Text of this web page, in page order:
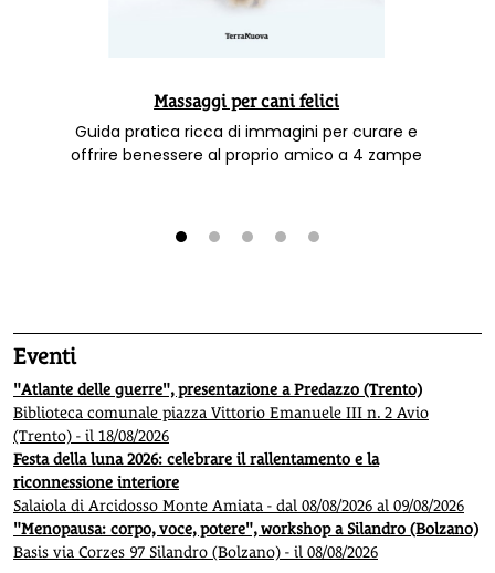
Massaggi per cani felici
Guida pratica ricca di immagini per curare e
offrire benessere al proprio amico a 4 zampe
Eventi
"Atlante delle guerre", presentazione a Predazzo (Trento)
Biblioteca comunale piazza Vittorio Emanuele III n. 2 Avio
(Trento) - il 18/08/2026
Festa della luna 2026: celebrare il rallentamento e la
riconnessione interiore
Salaiola di Arcidosso Monte Amiata - dal 08/08/2026 al 09/08/2026
"Menopausa: corpo, voce, potere", workshop a Silandro (Bolzano)
Basis via Corzes 97 Silandro (Bolzano) - il 08/08/2026